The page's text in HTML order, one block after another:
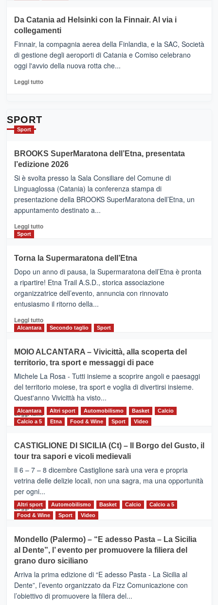
tappe
dell’enoturismo
RANDAZZO
–
Ci
siamo
quasi….
pronti
per
Da Catania ad Helsinki con la Finnair. Al via i
collegamenti
Finnair, la compagnia aerea della Finlandia, e la SAC, Società
di gestione degli aeroporti di Catania e Comiso celebrano
oggi l'avvio della nuova rotta che...
Leggi tuttoLeggi
con
la
Al
via
i
collegamenti
SPORT
Sport
BROOKS SuperMaratona dell’Etna, presentata
l’edizione 2026
Si è svolta presso la Sala Consiliare del Comune di
Linguaglossa (Catania) la conferenza stampa di
presentazione della BROOKS SuperMaratona dell’Etna, un
appuntamento destinato a...
Leggi tuttoLeggi
BROOKS
SuperMaratona
dell’Etna,
presentata
l’edizione
2026
Sport
Torna la Supermaratona dell’Etna
Dopo un anno di pausa, la Supermaratona dell’Etna è pronta
a ripartire! Etna Trail A.S.D., storica associazione
organizzatrice dell’evento, annuncia con rinnovato
entusiasmo il ritorno della...
Leggi tuttoLeggi
Torna
la
Supermaratona
dell’Etna
Alcantara Secondo taglio Sport
MOIO ALCANTARA – Vivicittà, alla scoperta del
territorio, tra sport e messaggi di pace
Michele La Rosa - Tutti insieme a scoprire angoli e paesaggi
del territorio moiese, tra sport e voglia di divertirsi insieme.
Quest'anno Vivicittà ha visto...
Leggi tutto Leggi
MOIO
ALCANTARA
–
Vivicittà,
alla
scoperta
del
territorio,
e
messaggi
di
Alcantara Altri sport Automobilismo Basket
Calcio
Calcio a 5
Etna Food & Wine Sport Video
CASTIGLIONE DI SICILIA (Ct) – Il Borgo del Gusto, il
tour tra sapori e vicoli medievali
Il 6 – 7 – 8 dicembre Castiglione sarà una vera e propria
vetrina delle delizie locali, non una sagra, ma una opportunità
per ogni...
Leggi tuttoLeggi
di
CASTIGLIONE
DI
SICILIA
(Ct)
–
Il
Borgo
Altri sport Automobilismo Basket Calcio
Calcio a 5
Food & Wine
Sport Video
Mondello (Palermo) – “E adesso Pasta – La Sicilia
al Dente”, l’ evento per promuovere la filiera del
grano duro siciliano
Arriva la prima edizione di “E adesso Pasta - La Sicilia al
Dente”, l’evento organizzato da Fizz Comunicazione con
l’obiettivo di promuovere la filiera del...